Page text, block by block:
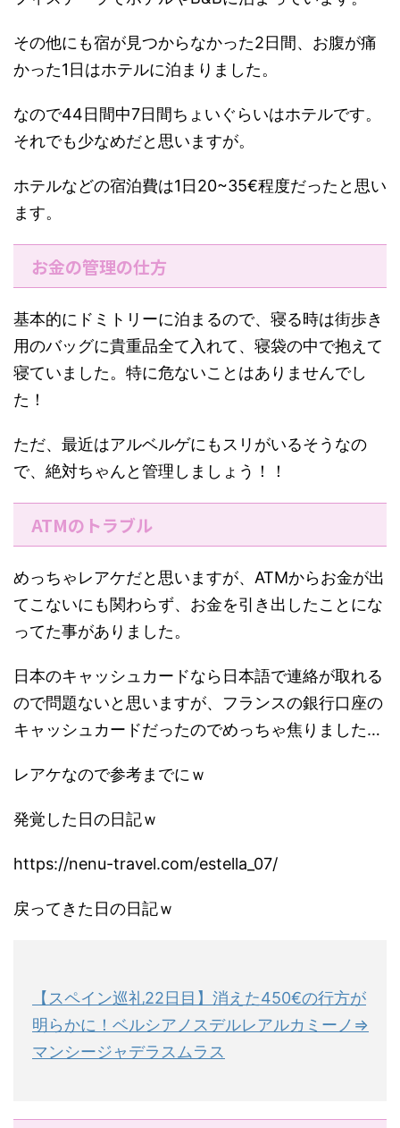
その他にも宿が見つからなかった2日間、お腹が痛
かった1日はホテルに泊まりました。
なので44日間中7日間ちょいぐらいはホテルです。
それでも少なめだと思いますが。
ホテルなどの宿泊費は1日20~35€程度だったと思い
ます。
お金の管理の仕方
基本的にドミトリーに泊まるので、寝る時は街歩き
用のバッグに貴重品全て入れて、寝袋の中で抱えて
寝ていました。特に危ないことはありませんでし
た！
ただ、最近はアルベルゲにもスリがいるそうなの
で、絶対ちゃんと管理しましょう！！
ATMのトラブル
めっちゃレアケだと思いますが、ATMからお金が出
てこないにも関わらず、お金を引き出したことにな
ってた事がありました。
日本のキャッシュカードなら日本語で連絡が取れる
ので問題ないと思いますが、フランスの銀行口座の
キャッシュカードだったのでめっちゃ焦りました…
レアケなので参考までにｗ
発覚した日の日記ｗ
https://nenu-travel.com/estella_07/
戻ってきた日の日記ｗ
【スペイン巡礼22日目】消えた450€の行方が
明らかに！ベルシアノスデルレアルカミーノ⇒
マンシージャデラスムラス